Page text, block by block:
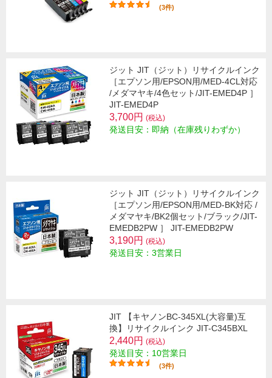
(3件)
ジット JIT（ジット）リサイクルインク
［エプソン用/EPSON用/MED-4CL対応
/メダマヤキ/4色セット/JIT-EMED4P ］
JIT-EMED4P
3,700円 (税込)
発送目安：即納（在庫残りわずか）
ジット JIT（ジット）リサイクルインク
［エプソン用/EPSON用/MED-BK対応 /
メダマヤキ/BK2個セット/ブラック/JIT-
EMEDB2PW ］ JIT-EMEDB2PW
3,190円 (税込)
発送目安：3営業日
JIT 【キヤノンBC-345XL(大容量)互
換】リサイクルインク JIT-C345BXL
2,440円 (税込)
発送目安：10営業日
(3件)